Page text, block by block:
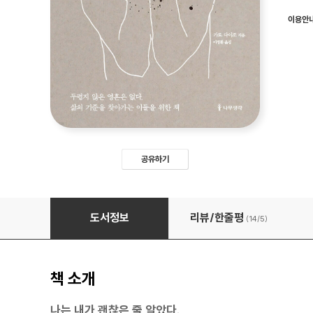
공유하기
이용안
불안에 사로잡힌 당신에게
도서정보 리뷰/한줄평 (14/5)
책 소개